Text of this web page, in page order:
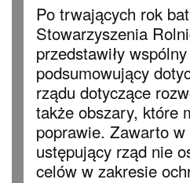
Po trwających rok
Stowarzyszenia
przedstawiły
podsumowujący
rządu dotyczące
także obszary, które
poprawie. Zawarto
ustępujący rząd nie
celów w zakresie